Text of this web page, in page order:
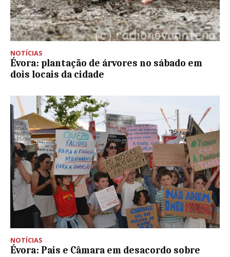
NOTÍCIAS
Évora: plantação de árvores no sábado em
dois locais da cidade
NOTÍCIAS
Évora: Pais e Câmara em desacordo sobre